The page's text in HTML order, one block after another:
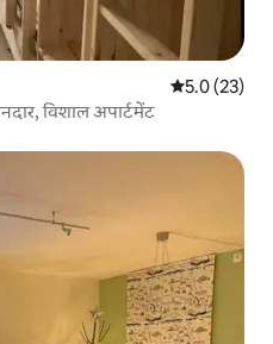
औसत रेटिंग 5
5.0 (23)
विशाल अपार्टमेंट